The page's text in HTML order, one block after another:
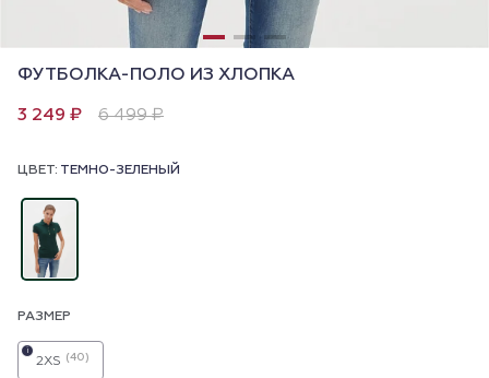
ФУТБОЛКА-ПОЛО ИЗ ХЛОПКА
3 249 ₽ 6 499 ₽
ЦВЕТ: ТЕМНО-ЗЕЛЕНЫЙ
РАЗМЕР
2XS (40)
i